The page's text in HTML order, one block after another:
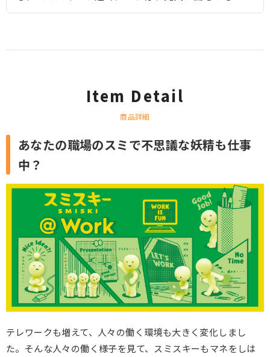
Item Detail
商品詳細
あなたの職場のスミで不思議な妖精も仕事
中？
テレワークも増えて、人々の働く環境も大きく変化しまし
た。そんな人々の働く様子を見て、スミスキーもマネをしは